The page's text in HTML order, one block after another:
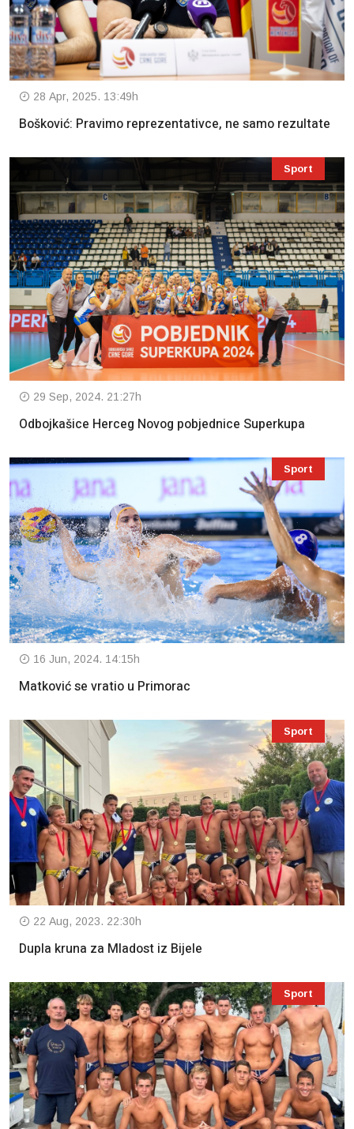
28 Apr, 2025. 13:49h
Bošković: Pravimo reprezentativce, ne samo rezultate
Sport
29 Sep, 2024. 21:27h
Odbojkašice Herceg Novog pobjednice Superkupa
Sport
16 Jun, 2024. 14:15h
Matković se vratio u Primorac
Sport
22 Aug, 2023. 22:30h
Dupla kruna za Mladost iz Bijele
Sport